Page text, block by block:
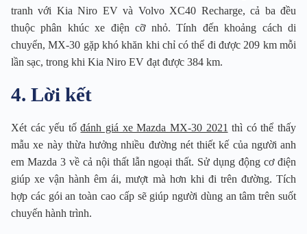
tranh với Kia Niro EV và Volvo XC40 Recharge, cả ba đều
thuộc phân khúc xe điện cỡ nhỏ. Tính đến khoảng cách di
chuyển, MX-30 gặp khó khăn khi chỉ có thể đi được 209 km mỗi
lần sạc, trong khi Kia Niro EV đạt được 384 km.
4. Lời kết
Xét các yếu tốđánh giá xe Mazda MX-30 2021 thì có thể thấy
mẫu xe này thừa hưởng nhiều đường nét thiết kế của người anh
em Mazda 3 về cả nội thất lẫn ngoại thất. Sử dụng động cơ điện
giúp xe vận hành êm ái, mượt mà hơn khi đi trên đường. Tích
hợp các gói an toàn cao cấp sẽ giúp người dùng an tâm trên suốt
chuyến hành trình.